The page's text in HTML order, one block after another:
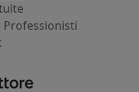
Professionisti
- Homepage